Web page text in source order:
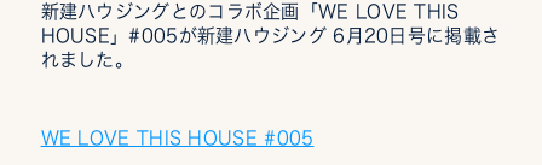
新建ハウジングとのコラボ企画「WE LOVE THIS
HOUSE」#005が新建ハウジング 6月20日号に掲載さ
れました。
WE LOVE THIS HOUSE #005